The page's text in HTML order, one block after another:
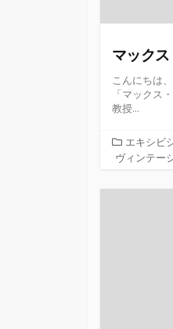
マック
こんにちは
「マックス
教授...
カ
テ
リ
エキシビ
ヴィンテー